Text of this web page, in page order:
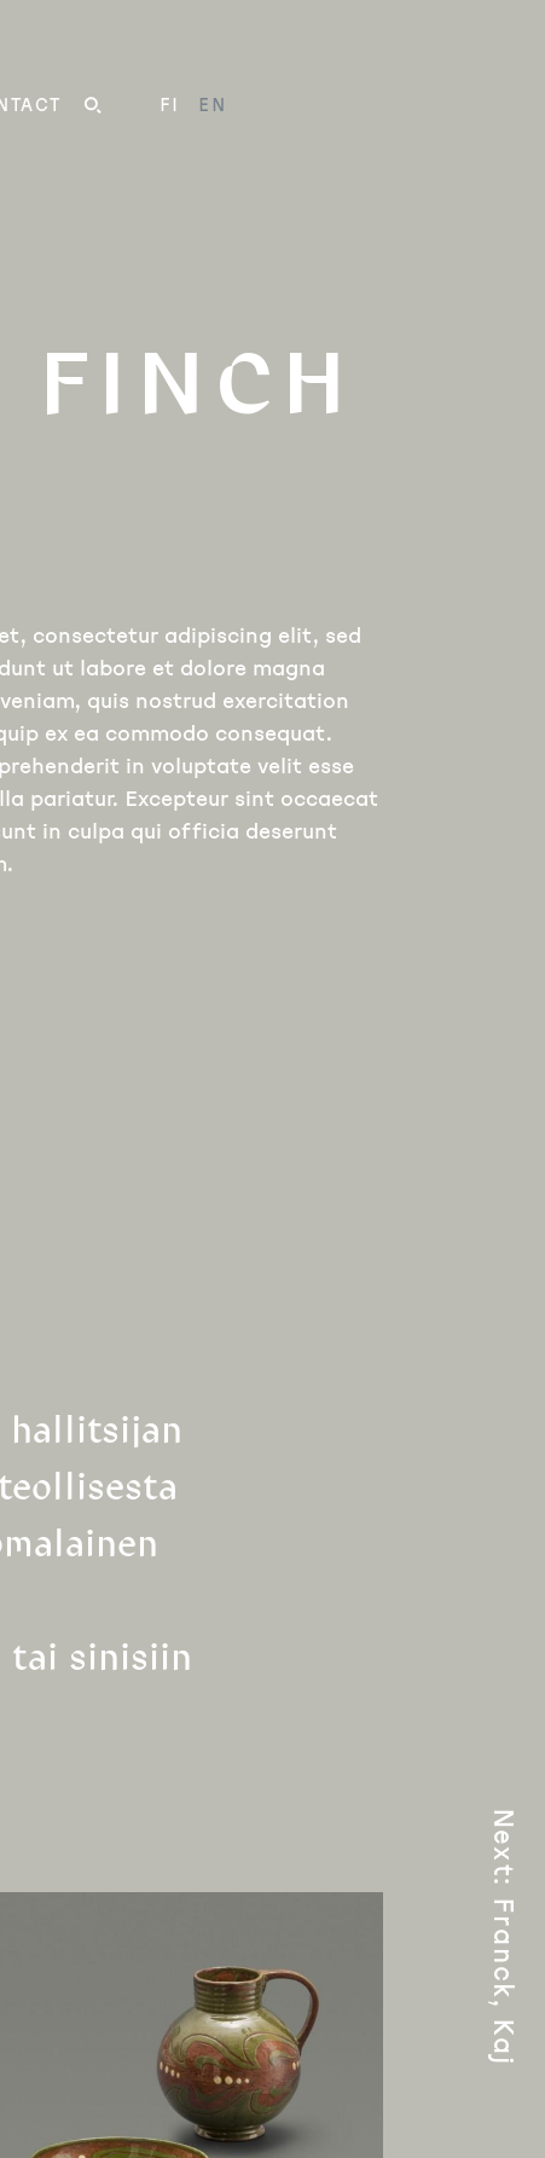
FI EN
consectetur adipiscing elit, sed
ut labore et dolore magna
quis nostrud exercitation
ex ea commodo consequat.
in voluptate velit esse
pariatur. Excepteur sint occaecat
in culpa qui officia deserunt
hallitsijan
tai sinisiin
Next
:
Franck, Kaj